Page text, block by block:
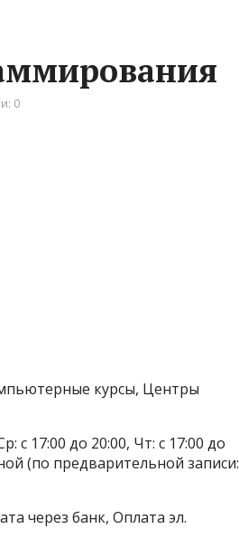
0
курсы, Центры
с 17:00 до 20:00, Чт: с 17:00 до
(по предварительной записи:
через банк, Оплата эл.